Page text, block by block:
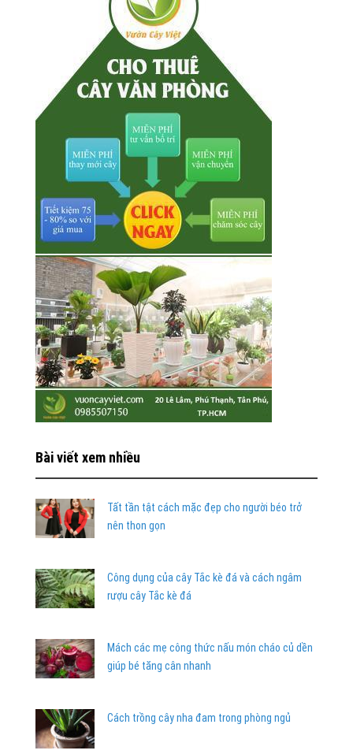
Bài viết xem nhiều
Tất tần tật cách mặc đẹp cho người béo trở
nên thon gọn
Công dụng của cây Tắc kè đá và cách ngâm
rượu cây Tắc kè đá
Mách các mẹ công thức nấu món cháo củ dền
giúp bé tăng cân nhanh
Cách trồng cây nha đam trong phòng ngủ